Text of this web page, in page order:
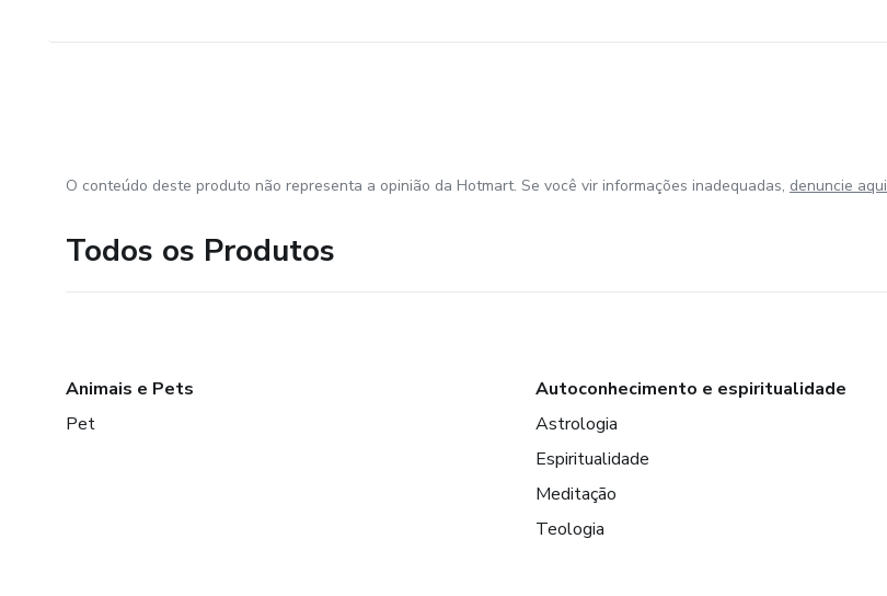
O conteúdo deste produto não representa a opinião da Hotmart. Se você vir informações inadequadas, denuncie aqui
Todos os Produtos
Animais e Pets
Pet
Autoconhecimento e espiritualidade
Astrologia
Espiritualidade
Meditação
Teologia